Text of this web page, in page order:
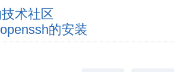
术社区
的安装